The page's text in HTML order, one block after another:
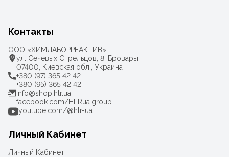
Контакты
ООО «ХИМЛАБОРРЕАКТИВ»
ул. Сечевых Стрельцов, 8, Бровары,
07400, Киевская обл., Украина
+380 (97) 365 42 42
+380 (95) 365 42 42
info@shop.hlr.ua
facebook.com/HLRua.group
youtube.com/@hlr-ua
Личный Кабинет
Личный Кабинет